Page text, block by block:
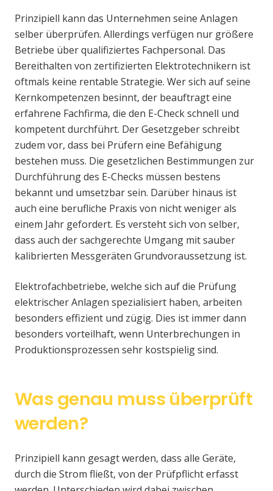
Prinzipiell kann das Unternehmen seine Anlagen
selber überprüfen. Allerdings verfügen nur größere
Betriebe über qualifiziertes Fachpersonal. Das
Bereithalten von zertifizierten Elektrotechnikern ist
oftmals keine rentable Strategie. Wer sich auf seine
Kernkompetenzen besinnt, der beauftragt eine
erfahrene Fachfirma, die den E-Check schnell und
kompetent durchführt. Der Gesetzgeber schreibt
zudem vor, dass bei Prüfern eine Befähigung
bestehen muss. Die gesetzlichen Bestimmungen zur
Durchführung des E-Checks müssen bestens
bekannt und umsetzbar sein. Darüber hinaus ist
auch eine berufliche Praxis von nicht weniger als
einem Jahr gefordert. Es versteht sich von selber,
dass auch der sachgerechte Umgang mit sauber
kalibrierten Messgeräten Grundvoraussetzung ist.
Elektrofachbetriebe, welche sich auf die Prüfung
elektrischer Anlagen spezialisiert haben, arbeiten
besonders effizient und zügig. Dies ist immer dann
besonders vorteilhaft, wenn Unterbrechungen in
Produktionsprozessen sehr kostspielig sind.
Was genau muss überprüft
werden?
Prinzipiell kann gesagt werden, dass alle Geräte,
durch die Strom fließt, von der Prüfpflicht erfasst